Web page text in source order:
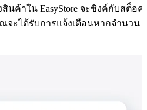
นค้าใน EasyStore จะซิงค์กับสต็อค
ณจะได้รับการแจ้งเตือนหากจำนวน